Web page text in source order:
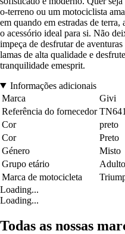
o-terreno ou um motociclista
em quando em estradas de
o acessório ideal para si. Não
impeça de desfrutar de
lamas de alta qualidade e
tranquilidade emesprit.
Informações adicionais
Marca
Givi
Referência do fornecedor
Cor
preto
Cor
Preto
Género
Misto
Grupo etário
Adulto
Marca de motocicleta
Loading...
Loading...
Todas as nossas